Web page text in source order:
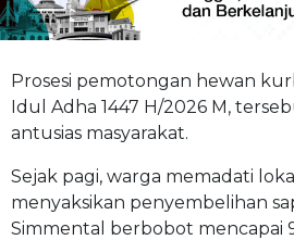
Prosesi pemotongan hewan
Idul Adha 1447 H/2026 M,
antusias masyarakat.
Sejak pagi, warga memadati
menyaksikan penyembelihan
Simmental berbobot mencapai